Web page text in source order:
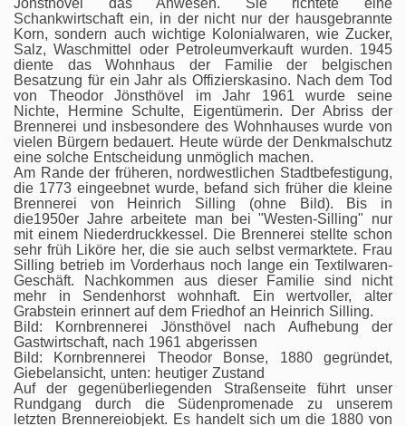
Jönsthövel das Anwesen. Sie richtete eine
Schankwirtschaft ein, in der nicht nur der hausgebrannte
Korn, sondern auch wichtige Kolonialwaren, wie Zucker,
Salz, Waschmittel oder Petroleumverkauft wurden. 1945
diente das Wohnhaus der Familie der belgischen
Besatzung für ein Jahr als Offizierskasino. Nach dem Tod
von Theodor Jönsthövel im Jahr 1961 wurde seine
Nichte, Hermine Schulte, Eigentümerin. Der Abriss der
Brennerei und insbesondere des Wohnhauses wurde von
vielen Bürgern bedauert. Heute würde der Denkmalschutz
eine solche Entscheidung unmöglich machen.
Am Rande der früheren, nordwestlichen Stadtbefestigung,
die 1773 eingeebnet wurde, befand sich früher die kleine
Brennerei von Heinrich Silling (ohne Bild). Bis in
die1950er Jahre arbeitete man bei "Westen-Silling" nur
mit einem Niederdruckkessel. Die Brennerei stellte schon
sehr früh Liköre her, die sie auch selbst vermarktete. Frau
Silling betrieb im Vorderhaus noch lange ein Textilwaren-
Geschäft. Nachkommen aus dieser Familie sind nicht
mehr in Sendenhorst wohnhaft. Ein wertvoller, alter
Grabstein erinnert auf dem Friedhof an Heinrich Silling.
Bild: Kornbrennerei Jönsthövel nach Aufhebung der
Gastwirtschaft, nach 1961 abgerissen
Bild: Kornbrennerei Theodor Bonse, 1880 gegründet,
Giebelansicht, unten: heutiger Zustand
Auf der gegenüberliegenden Straßenseite führt unser
Rundgang durch die Südenpromenade zu unserem
letzten Brennereiobjekt. Es handelt sich um die 1880 von